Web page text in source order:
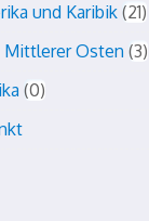
und Karibik 21
Mittlerer Osten 3
0